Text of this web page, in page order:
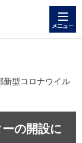
型コロナウイル
の開設に